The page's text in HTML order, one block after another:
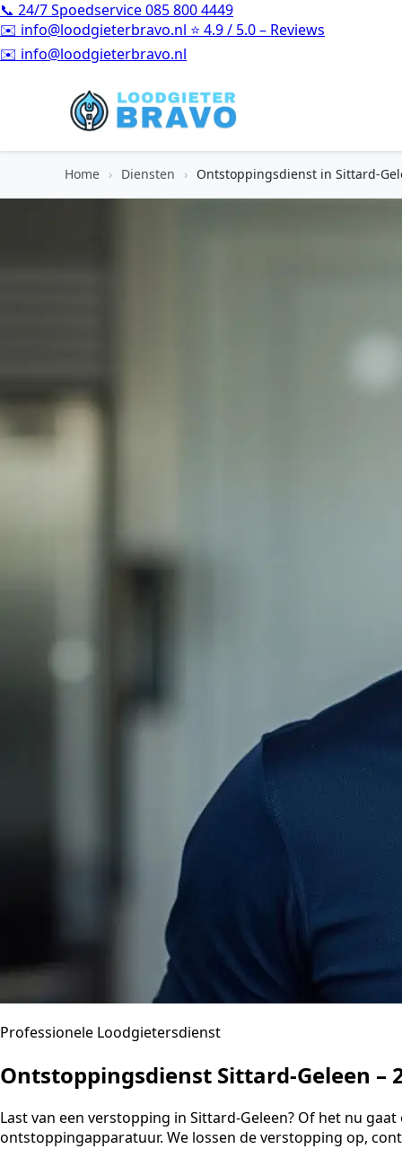
📞 24/7 Spoedservice085 800 4449
✉️ info@loodgieterbravo.nl ⭐ 4.9 / 5.0 – Reviews
⭐4.9 / 5.0 – Reviews
Home › Diensten › Ontstoppingsdienst in Sittard-
Professionele Loodgietersdienst
Ontstoppingsdienst Sittard-Geleen –
Last van een verstopping in Sittard-Geleen? Of het nu
ontstoppingapparatuur. We lossen de verstopping op,